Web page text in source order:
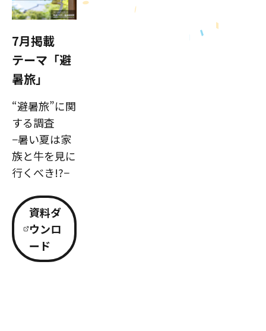
7月掲載
テーマ「避
暑旅」
“避暑旅”に関
する調査
−暑い夏は家
族と牛を見に
行くべき!?−
資料ダ
ウンロ
ード